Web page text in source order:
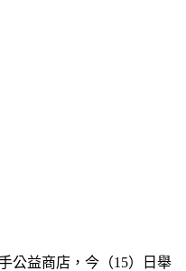
公益商店，今（15）日舉